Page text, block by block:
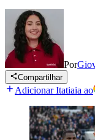
Por
Compartilhar
Adicionar Itatiaia ao